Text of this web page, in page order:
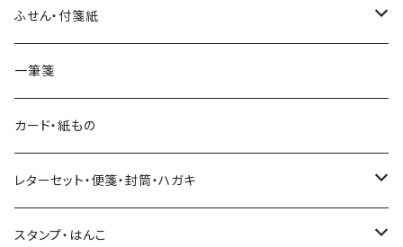
透明クリア
ネクタイ
透明クリアテープ
柄・モチーフで選ぶ（マステ）
いちご・ストロベリー
フルーツ・野菜
マインドウェイブ
水縞
パピアプラッツ（作家もの）
ヨハク
ステッカーシール
マインドウェイブ
田村美紀
立体シール
ヨハク
HUTTE PAPER WORKS
表現社（作家もの）
星燈社
古川紙工
ふせん・付箋紙
ヨハク
HUTTE PAPER WORKS
古川紙工
表現社（作家もの）
一筆箋
カード・紙もの
レターセット・便箋・封筒・ハガキ
古川紙工
スタンプ・はんこ